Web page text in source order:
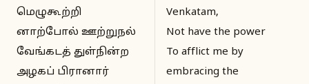
மெழுகூற்றி
னாற்போல் ஊற்றுநல்
வேங்கடத் துள்நின்ற
அழகப் பிரானார்
Venkatam,
Not have the power
To afflict me by
embracing the